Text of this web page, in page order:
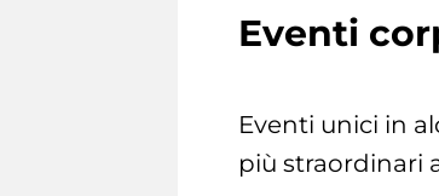
Eventi
Eventi unici in
più straordinari